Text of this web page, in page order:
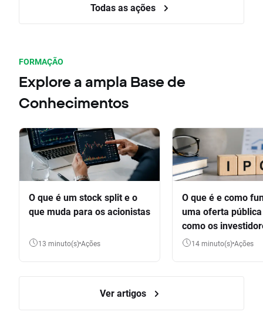
Todas as ações
FORMAÇÃO
Explore a ampla Base de
Conhecimentos
O que é um stock split e o
que muda para os acionistas
13 minuto(s) Ações
O que é e como
uma oferta
como os
participar
14 minuto(s) Ações
Ver artigos